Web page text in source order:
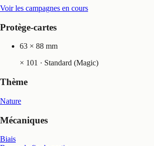
Voir les campagnes en cours
Protège-cartes
63 × 88 mm
× 101 · Standard (Magic)
Thème
Nature
Mécaniques
Biais